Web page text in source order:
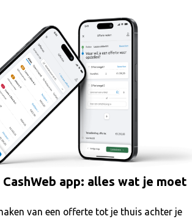
app: alles wat je moet
van een offerte tot je thuis achter je